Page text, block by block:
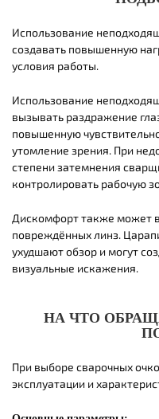
Использование
создавать повышенную
условия работы.
Использование
вызывать раздражение
повышенную
утомление зрения. При
степени затемнения
контролировать рабочую
Дискомфорт также может
повреждённых линз.
ухудшают обзор и могут
визуальные искажения.
НА ЧТО
При выборе сварочных
эксплуатации и